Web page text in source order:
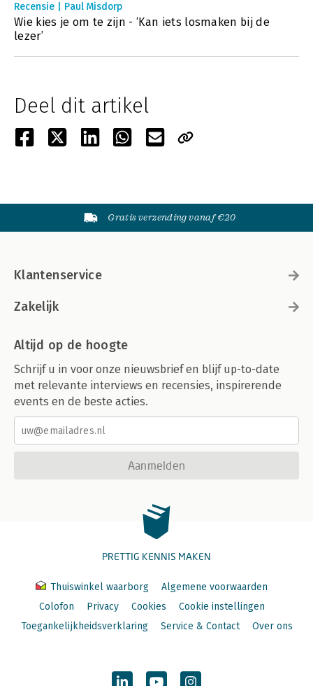
Recensie | Paul Misdorp
Wie kies je om te zijn - ‘Kan iets losmaken bij de
lezer’
Deel dit artikel
Gratis verzending vanaf €20
Klantenservice
Zakelijk
Altijd op de hoogte
Schrijf u in voor onze nieuwsbrief en blijf up-to-date
met relevante interviews en recensies, inspirerende
events en de beste acties.
Aanmelden
PRETTIG KENNIS MAKEN
Thuiswinkel waarborg
Algemene voorwaarden
Colofon
Privacy Cookies
Cookie instellingen
Toegankelijkheidsverklaring
Service & Contact Over ons